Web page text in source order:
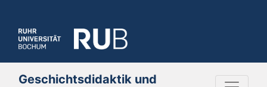
Geschichtsdidaktik und